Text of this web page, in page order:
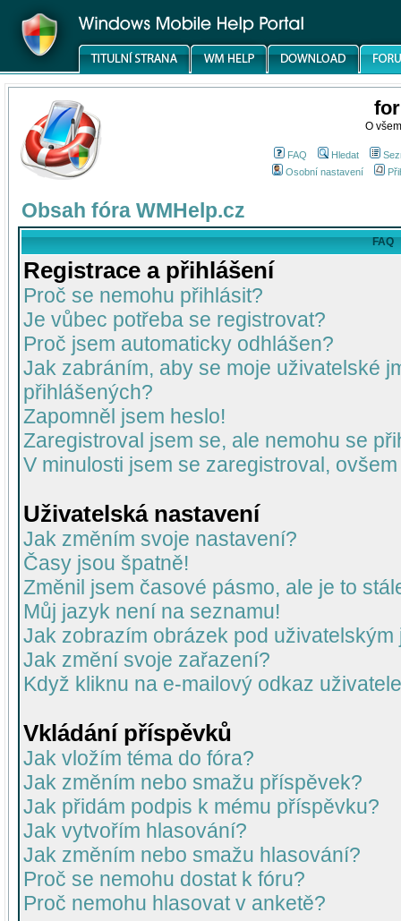
O
FAQ Hledat
Osobní nastavení
Obsah fóra WMHelp.cz
FAQ
Registrace a přihlášení
Proč se nemohu přihlásit?
Je vůbec potřeba se registrovat?
Proč jsem automaticky odhlášen?
Jak zabráním, aby se moje uživatelské
přihlášených?
Zapomněl jsem heslo!
Zaregistroval jsem se, ale nemohu se
V minulosti jsem se zaregistroval,
Uživatelská nastavení
Jak změním svoje nastavení?
Časy jsou špatně!
Změnil jsem časové pásmo, ale je to
Můj jazyk není na seznamu!
Jak zobrazím obrázek pod uživatelským
Jak změní svoje zařazení?
Když kliknu na e-mailový odkaz
Vkládání příspěvků
Jak vložím téma do fóra?
Jak změním nebo smažu příspěvek?
Jak přidám podpis k mému příspěvku?
Jak vytvořím hlasování?
Jak změním nebo smažu hlasování?
Proč se nemohu dostat k fóru?
Proč nemohu hlasovat v anketě?